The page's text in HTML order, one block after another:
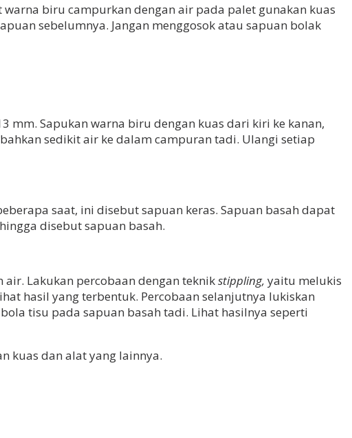
biru campurkan dengan air pada palet gunakan kuas
sebelumnya. Jangan menggosok atau sapuan bolak
Sapukan warna biru dengan kuas dari kiri ke kanan,
sedikit air ke dalam campuran tadi. Ulangi setiap
saat, ini disebut sapuan keras. Sapuan basah dapat
disebut sapuan basah.
Lakukan percobaan dengan teknikstippling, yaitu melukis
hasil yang terbentuk. Percobaan selanjutnya lukiskan
tisu pada sapuan basah tadi. Lihat hasilnya seperti
kuas dan alat yang lainnya.